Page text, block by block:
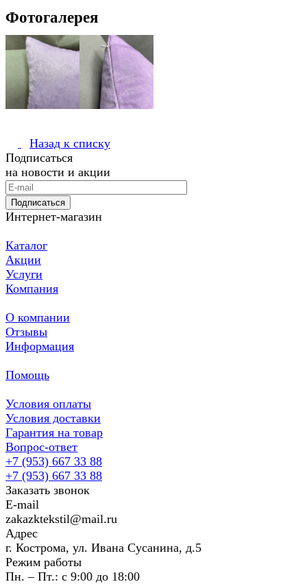
Фотогалерея
Назад к списку
Подписаться
на новости и акции
Подписаться
Интернет-магазин
Каталог
Акции
Услуги
Компания
О компании
Отзывы
Информация
Помощь
Условия оплаты
Условия доставки
Гарантия на товар
Вопрос-ответ
+7 (953) 667 33 88
+7 (953) 667 33 88
Заказать звонок
E-mail
zakazktekstil@mail.ru
Адрес
г. Кострома, ул. Ивана Сусанина, д.5
Режим работы
Пн. – Пт.: с 9:00 до 18:00